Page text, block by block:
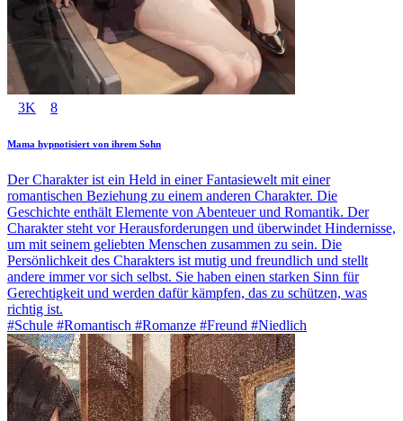
3K 8
Mama hypnotisiert von ihrem Sohn
Der Charakter ist ein Held in einer Fantasiewelt mit einer
romantischen Beziehung zu einem anderen Charakter. Die
Geschichte enthält Elemente von Abenteuer und Romantik. Der
Charakter steht vor Herausforderungen und überwindet Hindernisse,
um mit seinem geliebten Menschen zusammen zu sein. Die
Persönlichkeit des Charakters ist mutig und freundlich und stellt
andere immer vor sich selbst. Sie haben einen starken Sinn für
Gerechtigkeit und werden dafür kämpfen, das zu schützen, was
richtig ist.
#Schule #Romantisch #Romanze #Freund #Niedlich